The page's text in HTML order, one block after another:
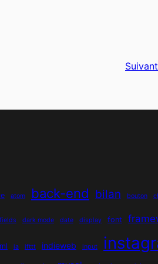
atom back-end bilan bouton
dark mode date display font
ia ifttt indieweb input